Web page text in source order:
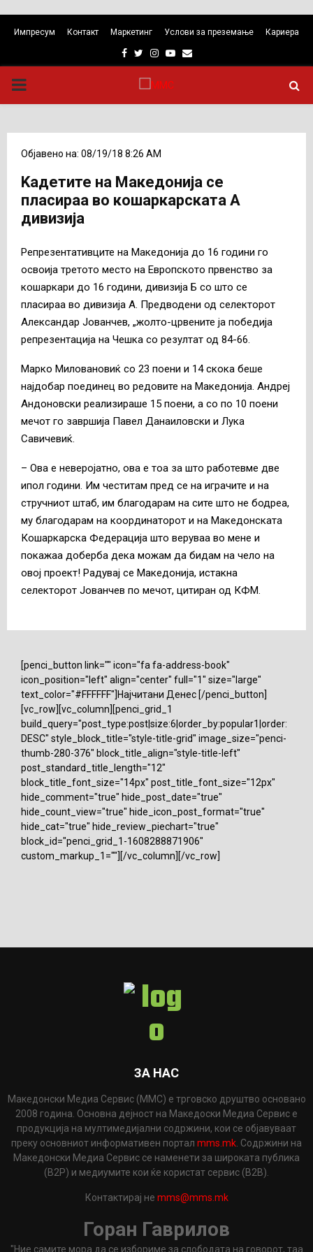
Импресум Контакт Маркетинг Услови за преземање Кариера
Facebook
TwitterInstagram
Youtube
Email
PRIMARY
Објавено на: 08/19/18 8:26 AM
Kадетите на Македонија се
пласираа во кошаркарската А
дивизија
Репрезентативците на Македонија до 16 години го
освоија третото место на Европското првенство за
кошаркари до 16 години, дивизија Б со што се
пласираа во дивизија А. Предводени од селекторот
Александар Јованчев, „жолто-црвените ја победија
репрезентација на Чешка со резултат од 84-66.
Марко Миловановиќ со 23 поени и 14 скока беше
најдобар поединец во редовите на Македонија. Андреј
Андоновски реализираше 15 поени, а со по 10 поени
мечот го завршија Павел Данаиловски и Лука
Савичевиќ.
– Ова е неверојатно, ова е тоа за што работевме две
ипол години. Им честитам пред се на играчите и на
стручниот штаб, им благодарам на сите што не бодреа,
му благодарам на координаторот и на Македонската
Кошаркарска Федерација што веруваа во мене и
покажаа доберба дека можам да бидам на чело на
овој проект! Радувај се Македонија, истакна
селекторот Јованчев по мечот, цитиран од КФМ.
[penci_button link="" icon="fa fa-address-book"
icon_position="left" align="center" full="1" size="large"
text_color="#FFFFFF"]Најчитани Денес [/penci_button]
[vc_row][vc_column][penci_grid_1
build_query="post_type:post|size:6|order_by:popular1|order:
DESC" style_block_title="style-title-grid" image_size="penci-
thumb-280-376" block_title_align="style-title-left"
post_standard_title_length="12"
block_title_font_size="14px" post_title_font_size="12px"
hide_comment="true" hide_post_date="true"
hide_count_view="true" hide_icon_post_format="true"
hide_cat="true" hide_review_piechart="true"
block_id="penci_grid_1-1608288871906"
custom_markup_1=""][/vc_column][/vc_row]
ЗА НАС
Македонски Медиа Сервис (ММС) е трговско друштво основано
2008 година. Основна дејност на Македоски Медиа Сервис е
продукција на мултимедијални содржини, кои се објавуваат
преку основниот информативен портал mms.mk . Содржини на
Македонски Медиа Сервис се наменети за широката публика
(B2P) и медиумите кои ќе користат сервис (B2B).
Контактирај не mms@mms.mk
Горан Гаврилов
"Ние самите мора да се избориме за слободата на говорот, таа